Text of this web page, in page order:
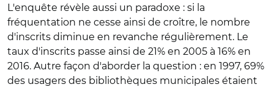
L'enquête révèle aussi un paradoxe : si la
fréquentation ne cesse ainsi de croître, le nombre
d'inscrits diminue en revanche régulièrement. Le
taux d'inscrits passe ainsi de 21% en 2005 à 16% en
2016. Autre façon d'aborder la question : en 1997, 69%
des usagers des bibliothèques municipales étaient